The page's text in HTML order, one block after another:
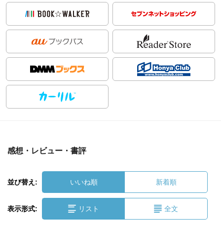
感想・レビュー・書評
並び替え: いいね順 新着順
表示形式: リスト 全文